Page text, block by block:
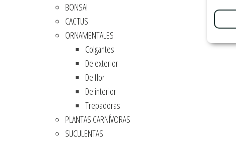
BONSAI
CACTUS
ORNAMENTALES
Colgantes
De exterior
De flor
De interior
Trepadoras
PLANTAS CARNÍVORAS
SUCULENTAS